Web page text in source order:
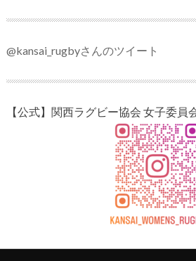
@kansai_rugbyさんのツイート
【公式】関西ラグビー協会 女子委